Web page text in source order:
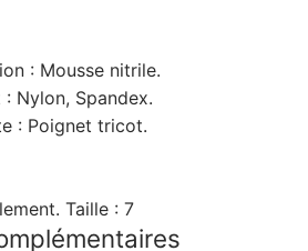
: Mousse nitrile.
Nylon, Spandex.
: Poignet tricot.
Taille : 7